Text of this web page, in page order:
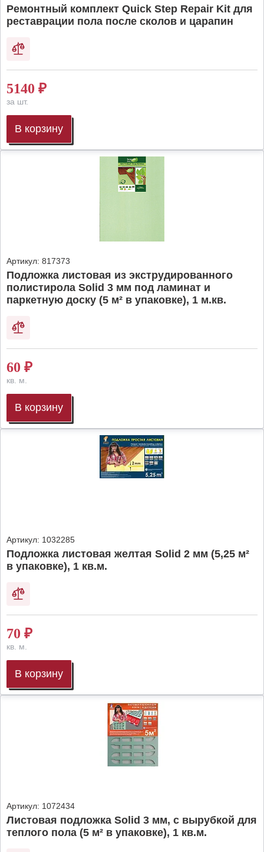
Ремонтный комплект Quick Step Repair Kit для
реставрации пола после сколов и царапин
5140 ₽
за шт.
В корзину
Артикул: 817373
Подложка листовая из экструдированного
полистирола Solid 3 мм под ламинат и
паркетную доску (5 м² в упаковке), 1 м.кв.
60 ₽
кв. м.
В корзину
Артикул: 1032285
Подложка листовая желтая Solid 2 мм (5,25 м²
в упаковке), 1 кв.м.
70 ₽
кв. м.
В корзину
Артикул: 1072434
Листовая подложка Solid 3 мм, с вырубкой для
теплого пола (5 м² в упаковке), 1 кв.м.